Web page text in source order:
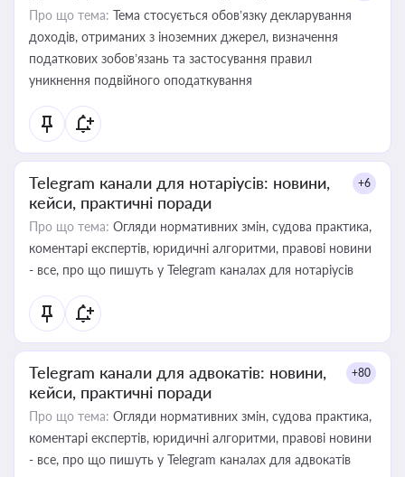
Про що тема: Тема стосується обов’язку декларування
доходів, отриманих з іноземних джерел, визначення
податкових зобов’язань та застосування правил
уникнення подвійного оподаткування
Telegram канали для нотаріусів: новини,
кейси, практичні поради
+6
Про що тема: Огляди нормативних змін, судова практика,
коментарі експертів, юридичні алгоритми, правові новини
- все, про що пишуть у Telegram каналах для нотаріусів
Telegram канали для адвокатів: новини,
кейси, практичні поради
+80
Про що тема: Огляди нормативних змін, судова практика,
коментарі експертів, юридичні алгоритми, правові новини
- все, про що пишуть у Telegram каналах для адвокатів